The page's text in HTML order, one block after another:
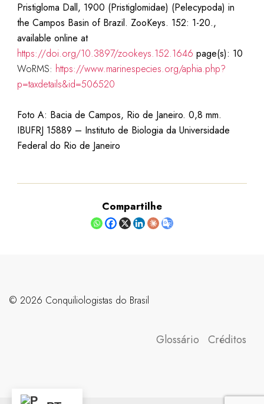
Pristigloma Dall, 1900 (Pristiglomidae) (Pelecypoda) in
the Campos Basin of Brazil. ZooKeys. 152: 1-20.,
available online at
https://doi.org/10.3897/zookeys.152.1646 page(s): 10
WoRMS: https://www.marinespecies.org/aphia.php?
p=taxdetails&id=506520
Foto A: Bacia de Campos, Rio de Janeiro. 0,8 mm.
IBUFRJ 15889 – Instituto de Biologia da Universidade
Federal do Rio de Janeiro
Compartilhe
©️ 2026 Conquiliologistas do Brasil
Glossário Créditos